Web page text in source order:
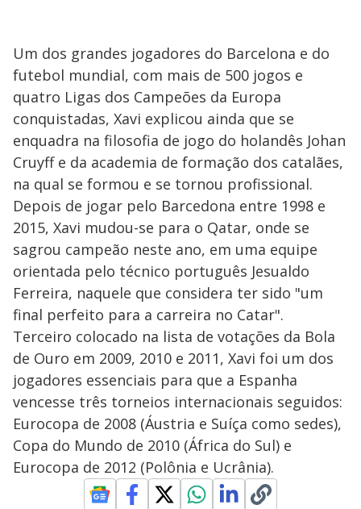
Um dos grandes jogadores do Barcelona e do
futebol mundial, com mais de 500 jogos e
quatro Ligas dos Campeões da Europa
conquistadas, Xavi explicou ainda que se
enquadra na filosofia de jogo do holandês Johan
Cruyff e da academia de formação dos catalães,
na qual se formou e se tornou profissional.
Depois de jogar pelo Barcedona entre 1998 e
2015, Xavi mudou-se para o Qatar, onde se
sagrou campeão neste ano, em uma equipe
orientada pelo técnico português Jesualdo
Ferreira, naquele que considera ter sido "um
final perfeito para a carreira no Catar".
Terceiro colocado na lista de votações da Bola
de Ouro em 2009, 2010 e 2011, Xavi foi um dos
jogadores essenciais para que a Espanha
vencesse três torneios internacionais seguidos:
Eurocopa de 2008 (Áustria e Suíça como sedes),
Copa do Mundo de 2010 (África do Sul) e
Eurocopa de 2012 (Polônia e Ucrânia).